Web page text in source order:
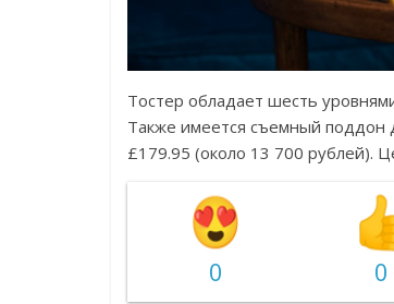
Тостер обладает шесть
Также имеется съемный поддон
£179.95 (около 13 700 рублей).
0 0